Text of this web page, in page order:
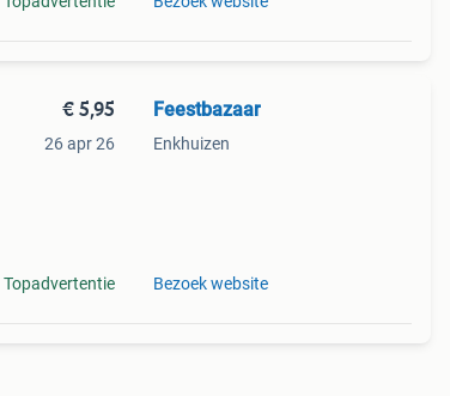
€ 5,95
26 apr 26
Topadvertentie
Feestbazaar
Enkhuizen
Bezoek website